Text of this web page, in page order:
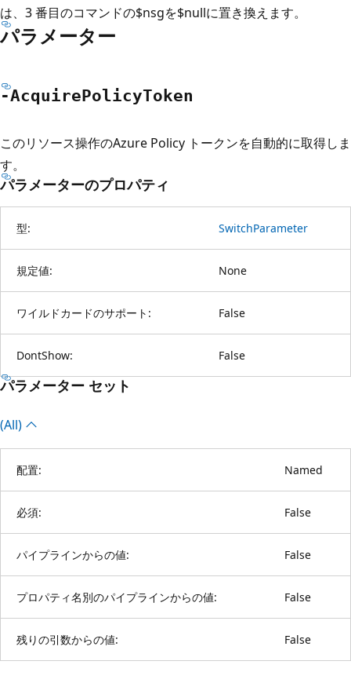
は、3 番目のコマンドの$nsgを$nullに置き換えます。
パラメーター
-AcquirePolicyToken
このリソース操作のAzure Policy トークンを自動的に取得しま
す。
パラメーターのプロパティ
型: SwitchParameter
規定値: None
ワイルドカードのサポート: False
DontShow: False
パラメーター セット
(All)
配置: Named
必須: False
パイプラインからの値: False
プロパティ名別のパイプラインからの値: False
残りの引数からの値: False